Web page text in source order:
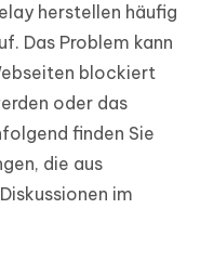
herstellen häufig
Das Problem kann
blockiert
oder das
finden Sie
die aus
im